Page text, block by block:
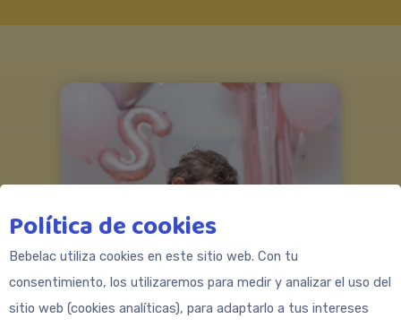
Política de cookies
Bebelac utiliza cookies en este sitio web. Con tu
consentimiento, los utilizaremos para medir y analizar el uso del
sitio web (cookies analíticas), para adaptarlo a tus intereses